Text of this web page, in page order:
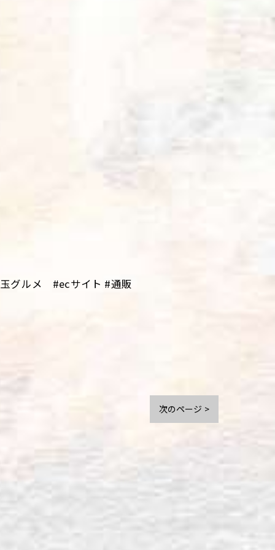
ルメ #ecサイト #通販
次のページ >